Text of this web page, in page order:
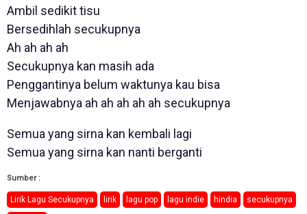
Ambil sedikit tisu
Bersedihlah secukupnya
Ah ah ah ah
Secukupnya kan masih ada
Penggantinya belum waktunya kau bisa
Menjawabnya ah ah ah ah ah secukupnya
Semua yang sirna kan kembali lagi
Semua yang sirna kan nanti berganti
Sumber :
Lirik Lagu Secukupnya lirik lagu pop lagu indie hindia secukupnya